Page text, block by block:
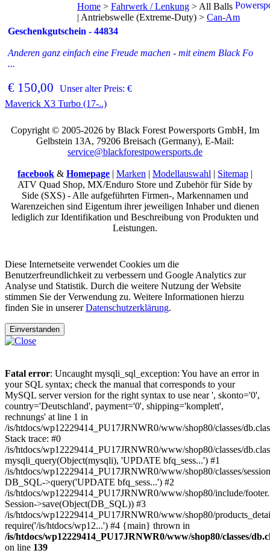
Geschenkgutschein - 44834
Anderen ganz einfach eine Freude machen - mit einem Black Fo
...
€ 150,00 Unser alter Preis: €
Home > Fahrwerk / Lenkung > All Balls
| Antriebswelle (Extreme-Duty) > Can-Am
Maverick X3 Turbo (17-..)
Copyright © 2005-2026 by Black Forest Powersports GmbH, Im
Gelbstein 13A, 79206 Breisach (Germany), E-Mail:
service@blackforestpowersports.de
facebook & Homepage | Marken | Modellauswahl | Sitemap |
ATV Quad Shop, MX/Enduro Store und Zubehör für Side by
Side (SXS) - Alle aufgeführten Firmen-, Markennamen und
Warenzeichen sind Eigentum ihrer jeweiligen Inhaber und dienen
lediglich zur Identifikation und Beschreibung von Produkten und
Leistungen.
Diese Internetseite verwendet Cookies um die
Benutzerfreundlichkeit zu verbessern und Google Analytics zur
Analyse und Statistik. Durch die weitere Nutzung der Website
stimmen Sie der Verwendung zu. Weitere Informationen hierzu
finden Sie in unsererDatenschutzerklärung.
Einverstanden
Fatal error: Uncaught mysqli_sql_exception: You have an error in
your SQL syntax; check the manual that corresponds to your
MySQL server version for the right syntax to use near ', skonto='0',
country='Deutschland', payment='0', shipping='komplett',
rechnungs' at line 1 in
/is/htdocs/wp12229414_PU17JRNWR0/www/shop80/classes/
Stack trace: #0
/is/htdocs/wp12229414_PU17JRNWR0/www/shop80/classes/
mysqli_query(Object(mysqli), 'UPDATE bfq_sess...') #1
/is/htdocs/wp12229414_PU17JRNWR0/www/shop80/classes/
DB_SQL->query('UPDATE bfq_sess...') #2
/is/htdocs/wp12229414_PU17JRNWR0/www/shop80/include/
Session->save(Object(DB_SQL)) #3
/is/htdocs/wp12229414_PU17JRNWR0/www/shop80/
require('/is/htdocs/wp12...') #4 {main} thrown in
/is/htdocs/wp12229414_PU17JRNWR0/www/shop80/classes/
on line 139